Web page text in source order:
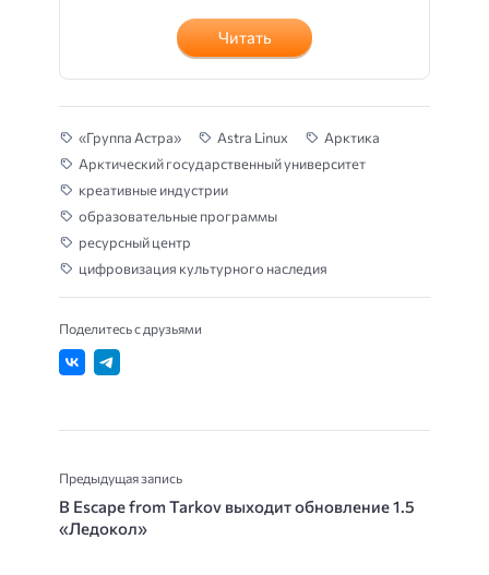
Читать
«Группа Астра» Astra Linux
Арктика
Арктический государственный университет
креативные индустрии
образовательные программы
ресурсный центр
цифровизация культурного наследия
Поделитесь с друзьями
Предыдущая запись
В Escape from Tarkov выходит обновление 1.5
«Ледокол»